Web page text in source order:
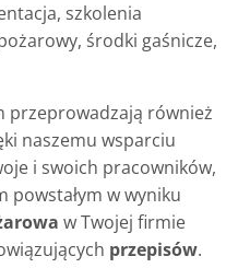
szkolenia
środki gaśnicze,
przeprowadzają również
naszemu wsparciu
i swoich pracowników,
powstałym w wyniku
w Twojej firmie
przepisów.